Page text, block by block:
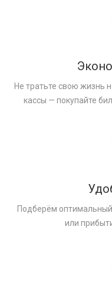
Не тратьте свою жизнь
кассы — покупайте
Подберём
или